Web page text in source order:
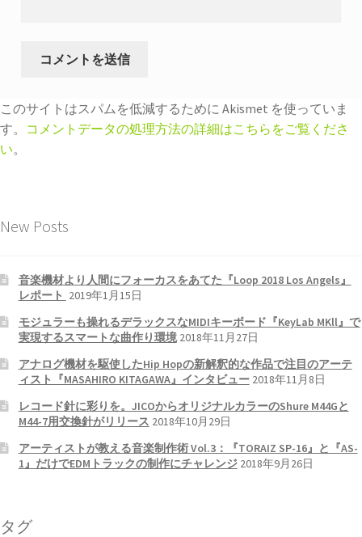
このサイトはスパムを低減するために Akismet を使っていま
す。 コメントデータの処理方法の詳細はこちらをご覧くださ
い。
New Posts
音楽機材より人間にフォーカスをあてた『Loop 2018 Los Angels』
レポート 2019年1月15日
モジュラーも操れるデラックスなMIDIキーボード『KeyLab MKll』で
実現するスマートな曲作り環境 2018年11月27日
アナログ機材を駆使したHip Hopの新解釈的な作品で注目のアーテ
ィスト『MASAHIRO KITAGAWA』インタビュー 2018年11月8日
レコード針に彩りを。JICOからオリジナルカラーのShure M44Gと
M44-7用交換針がリリース 2018年10月29日
アーティストが教える音楽制作術 Vol.3：『TORAIZ SP-16』と『AS-
1』だけでEDMトラックの制作にチャレンジ 2018年9月26日
タグ